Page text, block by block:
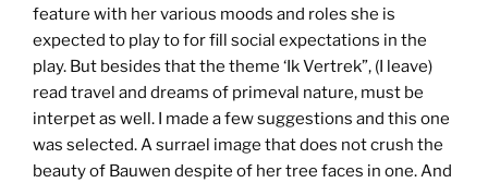
feature with her various moods and roles she is
expected to play to for fill social expectations in the
play. But besides that the theme ‘Ik Vertrek”, (I leave)
read travel and dreams of primeval nature, must be
interpet as well. I made a few suggestions and this one
was selected. A surrael image that does not crush the
beauty of Bauwen despite of her tree faces in one. And